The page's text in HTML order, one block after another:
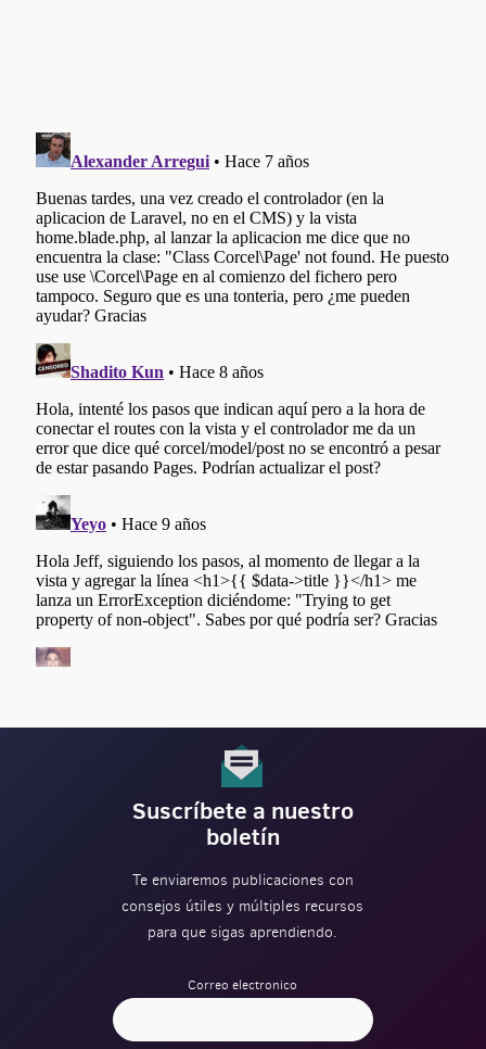
Suscríbete a nuestro
boletín
Te enviaremos publicaciones con
consejos útiles y múltiples recursos
para que sigas aprendiendo.
Correo electronico